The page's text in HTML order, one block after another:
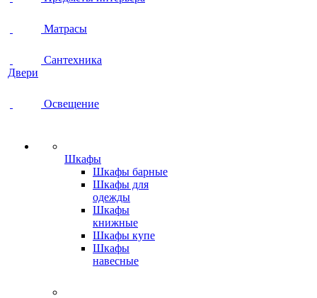
Матрасы
Сантехника
Двери
Освещение
Шкафы
Шкафы барные
Шкафы для
одежды
Шкафы
книжные
Шкафы купе
Шкафы
навесные